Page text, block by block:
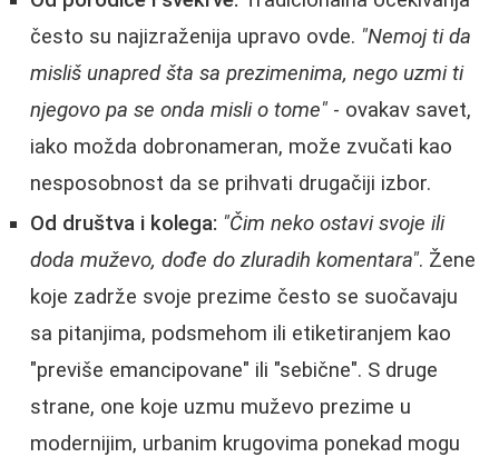
često su najizraženija upravo ovde. "Nemoj ti da
misliš unapred šta sa prezimenima, nego uzmi ti
njegovo pa se onda misli o tome" - ovakav savet,
iako možda dobronameran, može zvučati kao
nesposobnost da se prihvati drugačiji izbor.
Od društva i kolega: "Čim neko ostavi svoje ili
doda muževo, dođe do zluradih komentara". Žene
koje zadrže svoje prezime često se suočavaju
sa pitanjima, podsmehom ili etiketiranjem kao
"previše emancipovane" ili "sebične". S druge
strane, one koje uzmu muževo prezime u
modernijim, urbanim krugovima ponekad mogu